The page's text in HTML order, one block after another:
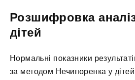
Розшифровка
дітей
Нормальні показники
за методом Нечипоренка у